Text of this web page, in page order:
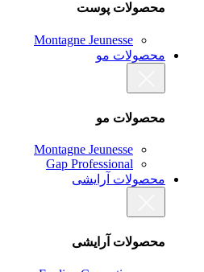
محصولات پوست
Montagne Jeunesse
محصولات مو
محصولات مو
Montagne Jeunesse
Gap Professional
محصولات آرایشی
محصولات آرایشی